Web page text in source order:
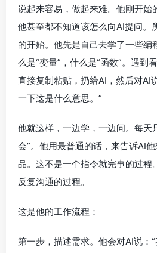
说起来容易，做起来难。他刚开始
他甚至都不知道该怎么向AI提问。
的开始。他先是自己去学了一些编
么是“变量”，什么是“函数”。遇到
直接复制粘贴，扔给AI，然后对AI
一下这是什么意思。”
他就这样，一边学，一边问。每天
会”。他用最普通的话，来告诉AI
品。这不是一个指令就完事的过程
反复沟通的过程。
这是他的工作流程：
第一步，描述需求。他会对AI说：